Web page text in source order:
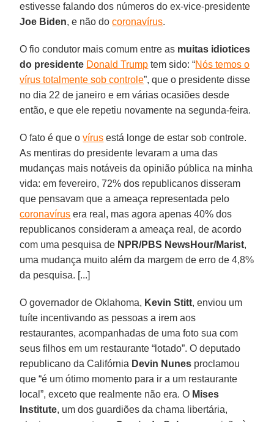
estivesse falando dos números do ex-vice-presidente
Joe Biden, e não docoronavírus.
O fio condutor mais comum entre as muitas idiotices
do presidente Donald Trump tem sido: “Nós temos o
vírus totalmente sob controle”, que o presidente disse
no dia 22 de janeiro e em várias ocasiões desde
então, e que ele repetiu novamente na segunda-feira.
O fato é que ovírus está longe de estar sob controle.
As mentiras do presidente levaram a uma das
mudanças mais notáveis da opinião pública na minha
vida: em fevereiro, 72% dos republicanos disseram
que pensavam que a ameaça representada pelo
coronavírus era real, mas agora apenas 40% dos
republicanos consideram a ameaça real, de acordo
com uma pesquisa de NPR/PBS NewsHour/Marist,
uma mudança muito além da margem de erro de 4,8%
da pesquisa. [...]
O governador de Oklahoma, Kevin Stitt, enviou um
tuíte incentivando as pessoas a irem aos
restaurantes, acompanhadas de uma foto sua com
seus filhos em um restaurante “lotado”. O deputado
republicano da Califórnia Devin Nunes proclamou
que “é um ótimo momento para ir a um restaurante
local”, exceto que realmente não era. O Mises
Institute, um dos guardiões da chama libertária,